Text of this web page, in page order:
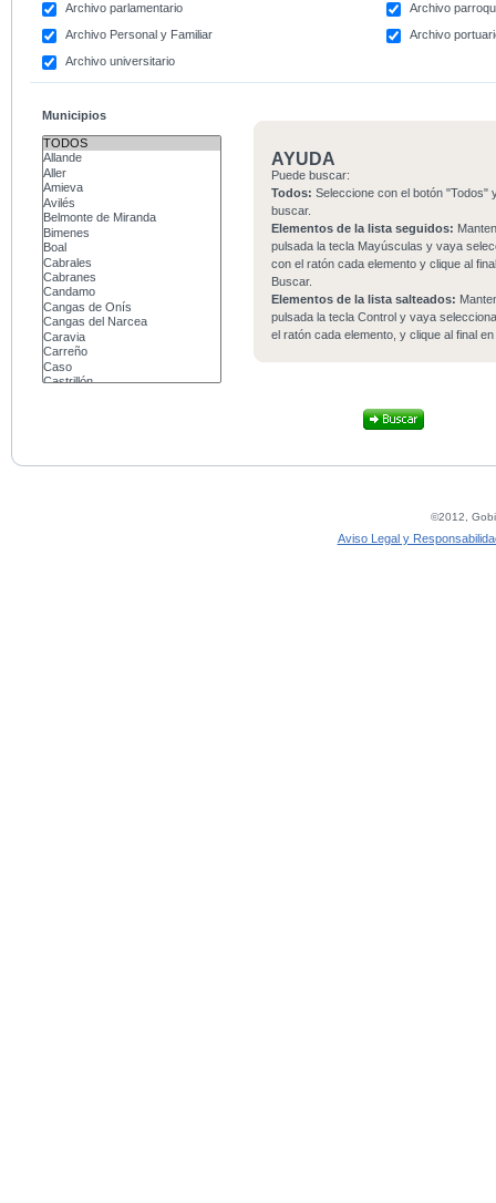
Archivo parlamentario
Archivo
Archivo Personal y Familiar
Archivo
Archivo universitario
Municipios
AYUDA
Puede buscar:
Todos: Seleccione con el botón "Todos"
buscar.
Elementos de la lista seguidos:
pulsada la tecla Mayúsculas y vaya
con el ratón cada elemento y clique al
Buscar.
Elementos de la lista salteados:
pulsada la tecla Control y vaya
el ratón cada elemento, y clique al final
©2012,
Aviso Legal y